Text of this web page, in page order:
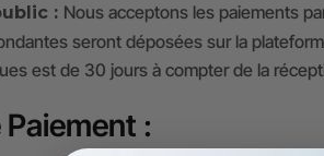
: Nous acceptons les paiements
seront déposées sur la
est de 30 jours à compter de la
: